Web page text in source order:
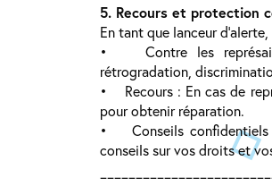
5. Recours et protection
En tant que lanceur
• Contre les
rétrogradation,
• Recours : En cas de
pour obtenir réparation.
• Conseils confidentiels
conseils sur vos droits et